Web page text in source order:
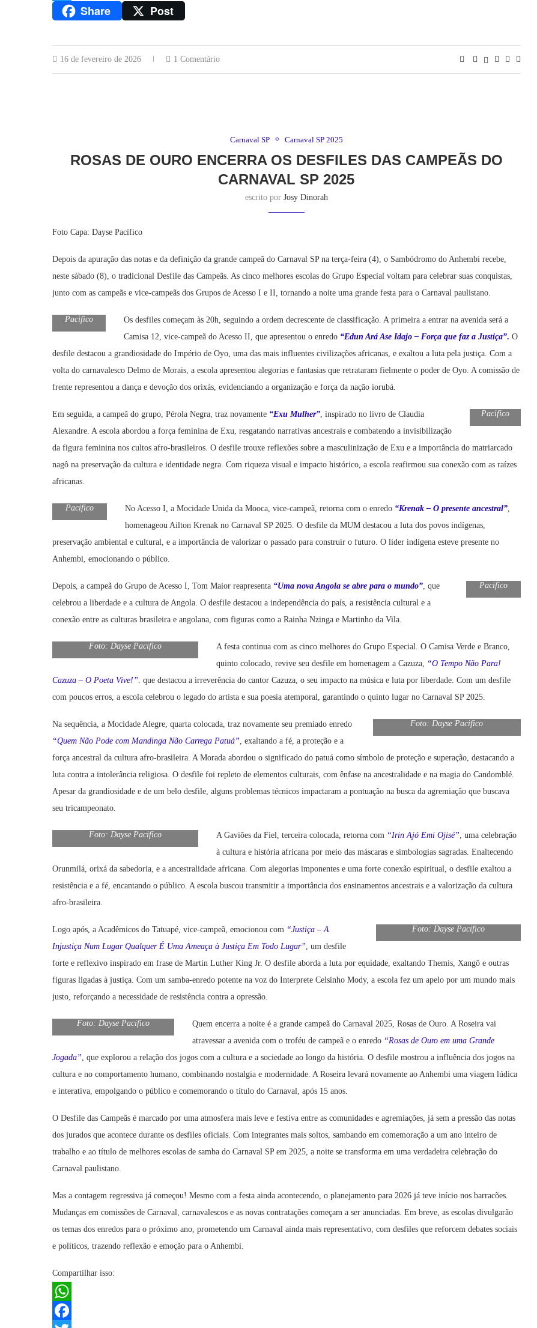
Twitter Share Post
16 de fevereiro de 2026 1 Comentário
Carnaval SP Carnaval SP 2025
ROSAS DE OURO ENCERRA OS DESFILES DAS CAMPEÃS DO
CARNAVAL SP 2025
escrito por Josy Dinorah
Foto Capa: Dayse Pacífico
Depois da apuração das notas e da definição da grande campeã do Carnaval SP na terça-feira (4), o Sambódromo do Anhembi recebe,
neste sábado (8), o tradicional Desfile das Campeãs. As cinco melhores escolas do Grupo Especial voltam para celebrar suas conquistas,
junto com as campeãs e vice-campeãs dos Grupos de Acesso I e II, tornando a noite uma grande festa para o Carnaval paulistano.
Pacifico
Os desfiles começam às 20h, seguindo a ordem decrescente de classificação. A primeira a entrar na avenida será a
Camisa 12, vice-campeã do Acesso II, que apresentou o enredo “Edun Ará Ase Idajo – Força que faz a Justiça”. O
desfile destacou a grandiosidade do Império de Oyo, uma das mais influentes civilizações africanas, e exaltou a luta pela justiça. Com a
volta do carnavalesco Delmo de Morais, a escola apresentou alegorias e fantasias que retrataram fielmente o poder de Oyo. A comissão de
frente representou a dança e devoção dos orixás, evidenciando a organização e força da nação iorubá.
Pacifico
Em seguida, a campeã do grupo, Pérola Negra, traz novamente “Exu Mulher” , inspirado no livro de Claudia
Alexandre. A escola abordou a força feminina de Exu, resgatando narrativas ancestrais e combatendo a invisibilização
da figura feminina nos cultos afro-brasileiros. O desfile trouxe reflexões sobre a masculinização de Exu e a importância do matriarcado
nagô na preservação da cultura e identidade negra. Com riqueza visual e impacto histórico, a escola reafirmou sua conexão com as raízes
africanas.
Pacifico
No Acesso I, a Mocidade Unida da Mooca, vice-campeã, retorna com o enredo “Krenak – O presente ancestral”
homenageou Ailton Krenak no Carnaval SP 2025. O desfile da MUM destacou a luta dos povos indígenas,
preservação ambiental e cultural, e a importância de valorizar o passado para construir o futuro. O líder indígena esteve presente no
Anhembi, emocionando o público.
Pacifico
Depois, a campeã do Grupo de Acesso I, Tom Maior reapresenta “Uma nova Angola se abre para o mundo” , que
celebrou a liberdade e a cultura de Angola. O desfile destacou a independência do país, a resistência cultural e a
conexão entre as culturas brasileira e angolana, com figuras como a Rainha Nzinga e Martinho da Vila.
Foto: Dayse Pacifico
A festa continua com as cinco melhores do Grupo Especial. O Camisa Verde e Branco,
quinto colocado, revive seu desfile em homenagem a Cazuza,
“O Tempo Não Para!
Cazuza – O Poeta Vive!” . que destacou a irreverência do cantor Cazuza, o seu impacto na música e luta por liberdade. Com um desfile
com poucos erros, a escola celebrou o legado do artista e sua poesia atemporal, garantindo o quinto lugar no Carnaval SP 2025.
Foto: Dayse Pacifico
Na sequência, a Mocidade Alegre, quarta colocada, traz novamente seu premiado enredo
“Quem Não Pode com Mandinga Não Carrega Patuá” , exaltando a fé, a proteção e a
força ancestral da cultura afro-brasileira. A Morada abordou o significado do patuá como símbolo de proteção e superação, destacando a
luta contra a intolerância religiosa. O desfile foi repleto de elementos culturais, com ênfase na ancestralidade e na magia do Candomblé.
Apesar da grandiosidade e de um belo desfile, alguns problemas técnicos impactaram a pontuação na busca da agremiação que buscava
seu tricampeonato.
Foto: Dayse Pacifico A Gaviões da Fiel, terceira colocada, retorna com “Irin Ajó Emi Ojisé” , uma celebração
à cultura e história africana por meio das máscaras e simbologias sagradas. Enaltecendo
Orunmilá, orixá da sabedoria, e a ancestralidade africana. Com alegorias imponentes e uma forte conexão espiritual, o desfile exaltou a
resistência e a fé, encantando o público. A escola buscou transmitir a importância dos ensinamentos ancestrais e a valorização da cultura
afro-brasileira.
Foto: Dayse Pacifico
Logo após, a Acadêmicos do Tatuapé, vice-campeã, emocionou com “Justiça – A
Injustiça Num Lugar Qualquer É Uma Ameaça à Justiça Em Todo Lugar” , um desfile
forte e reflexivo inspirado em frase de Martin Luther King Jr. O desfile aborda a luta por equidade, exaltando Themis, Xangô e outras
figuras ligadas à justiça. Com um samba-enredo potente na voz do Interprete Celsinho Mody, a escola fez um apelo por um mundo mais
justo, reforçando a necessidade de resistência contra a opressão.
Foto: Dayse Pacifico
Quem encerra a noite é a grande campeã do Carnaval 2025, Rosas de Ouro. A Roseira vai
atravessar a avenida com o troféu de campeã e o enredo “Rosas de Ouro em uma Grande
Jogada” , que explorou a relação dos jogos com a cultura e a sociedade ao longo da história. O desfile mostrou a influência dos jogos na
cultura e no comportamento humano, combinando nostalgia e modernidade. A Roseira levará novamente ao Anhembi uma viagem lúdica
e interativa, empolgando o público e comemorando o título do Carnaval, após 15 anos.
O Desfile das Campeãs é marcado por uma atmosfera mais leve e festiva entre as comunidades e agremiações, já sem a pressão das notas
dos jurados que acontece durante os desfiles oficiais. Com integrantes mais soltos, sambando em comemoração a um ano inteiro de
trabalho e ao título de melhores escolas de samba do Carnaval SP em 2025, a noite se transforma em uma verdadeira celebração do
Carnaval paulistano.
Mas a contagem regressiva já começou! Mesmo com a festa ainda acontecendo, o planejamento para 2026 já teve início nos barracões.
Mudanças em comissões de Carnaval, carnavalescos e as novas contratações começam a ser anunciadas. Em breve, as escolas divulgarão
os temas dos enredos para o próximo ano, prometendo um Carnaval ainda mais representativo, com desfiles que reforcem debates sociais
e políticos, trazendo reflexão e emoção para o Anhembi.
Compartilhar isso:
WhatsApp